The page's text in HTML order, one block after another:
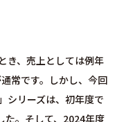
き、売上としては例年
常です。しかし、今回
シリーズは、初年度で
た。そして、2024年度